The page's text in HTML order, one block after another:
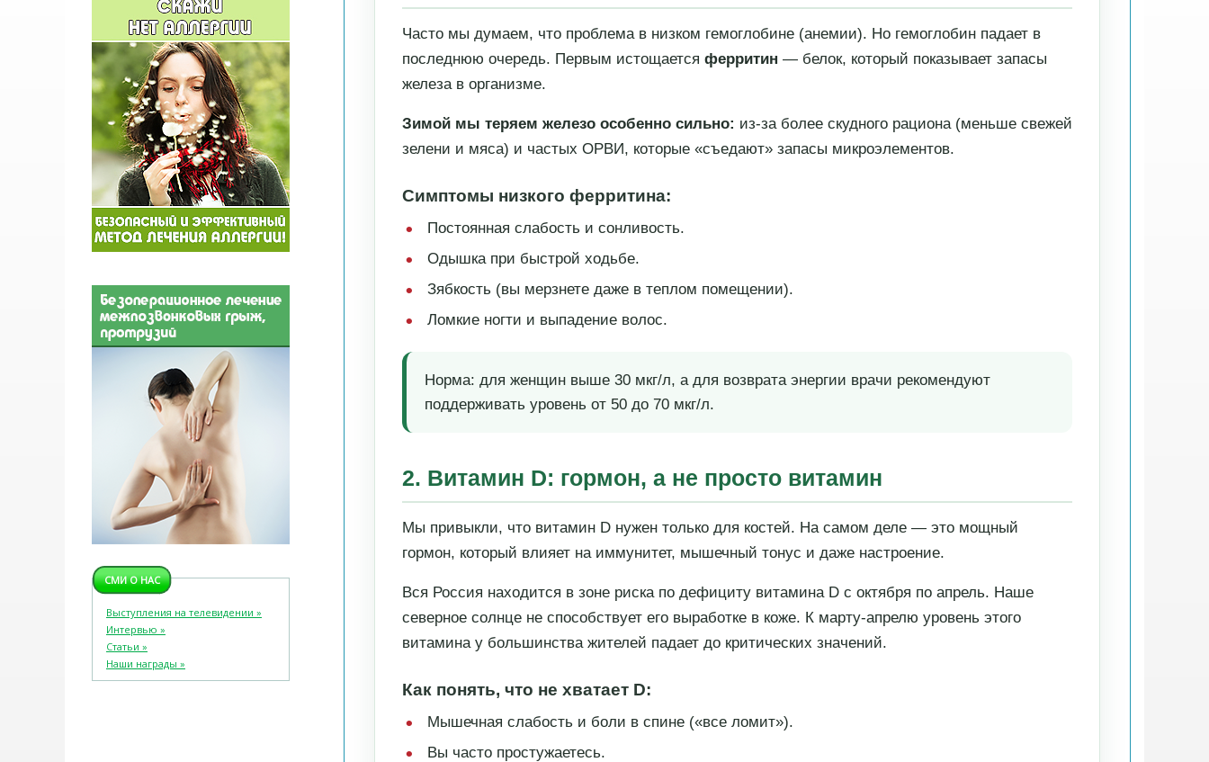
Часто мы думаем, что проблема в низком гемоглобине (анемии). Но гемоглобин падает в
последнюю очередь. Первым истощается ферритин — белок, который показывает запасы
железа в организме.
Зимой мы теряем железо особенно сильно: из-за более скудного рациона (меньше свежей
зелени и мяса) и частых ОРВИ, которые «съедают» запасы микроэлементов.
Симптомы низкого ферритина:
Постоянная слабость и сонливость.
Одышка при быстрой ходьбе.
Зябкость (вы мерзнете даже в теплом помещении).
Ломкие ногти и выпадение волос.
Норма: для женщин выше 30 мкг/л, а для возврата энергии врачи рекомендуют
поддерживать уровень от 50 до 70 мкг/л.
2. Витамин D: гормон, а не просто витамин
Мы привыкли, что витамин D нужен только для костей. На самом деле — это мощный
гормон, который влияет на иммунитет, мышечный тонус и даже настроение.
Вся Россия находится в зоне риска по дефициту витамина D с октября по апрель. Наше
северное солнце не способствует его выработке в коже. К марту-апрелю уровень этого
витамина у большинства жителей падает до критических значений.
Как понять, что не хватает D:
Мышечная слабость и боли в спине («все ломит»).
Вы часто простужаетесь.
СМИ О НАС
Выступления на телевидении »
Интервью »
Статьи »
Наши награды »